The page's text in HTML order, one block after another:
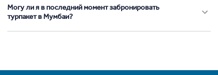
Могу ли я в последний момент забронировать
турпакет в Мумбаи?